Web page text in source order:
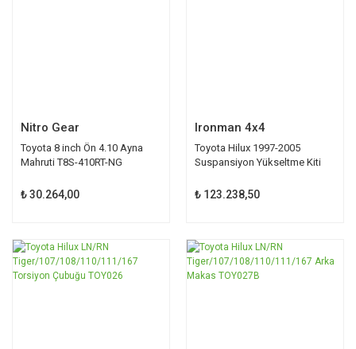
Nitro Gear
Toyota 8 inch Ön 4.10 Ayna
Mahruti T8S-410RT-NG
₺ 30.264,00
Ironman 4x4
Toyota Hilux 1997-2005
Suspansiyon Yükseltme Kiti
₺ 123.238,50